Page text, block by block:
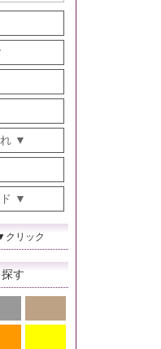
クリック
す